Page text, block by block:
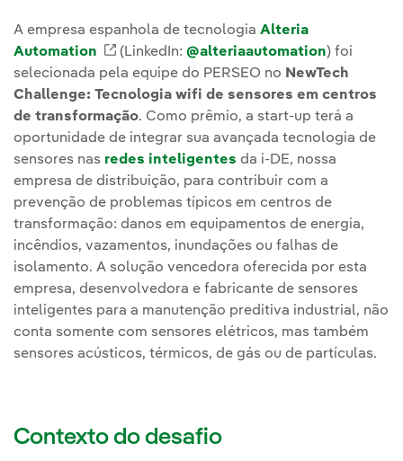
A empresa espanhola de tecnologia Alteria
Automation
Enlace externo, se abre en ventana
(LinkedIn: @alteriaautomation) foi
selecionada pela equipe do PERSEO no NewTech
Challenge: Tecnologia wifi de sensores em centros
de transformação. Como prêmio, a start-up terá a
oportunidade de integrar sua avançada tecnologia de
sensores nas redes inteligentes da i-DE, nossa
empresa de distribuição, para contribuir com a
prevenção de problemas típicos em centros de
transformação: danos em equipamentos de energia,
incêndios, vazamentos, inundações ou falhas de
isolamento. A solução vencedora oferecida por esta
empresa, desenvolvedora e fabricante de sensores
inteligentes para a manutenção preditiva industrial, não
conta somente com sensores elétricos, mas também
sensores acústicos, térmicos, de gás ou de partículas.
Contexto do desafio